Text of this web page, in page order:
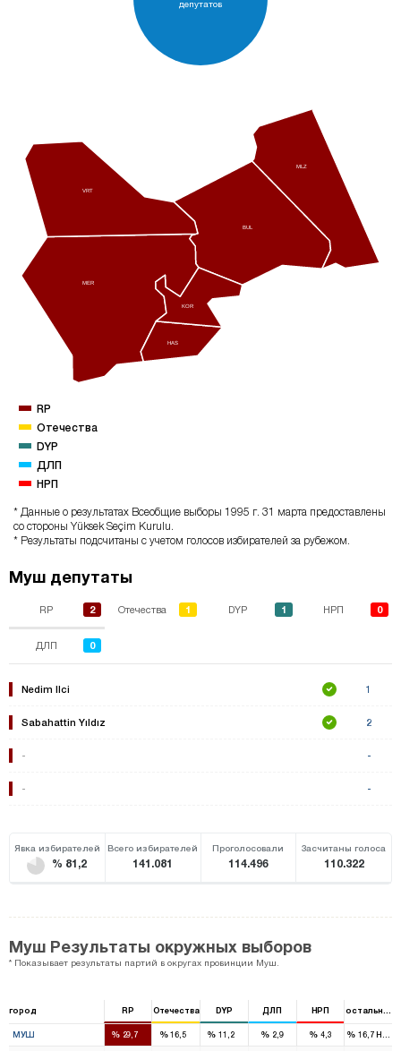
депутатов
BUL
MLZ
MER
VRT
HAS
KOR
RP
Отечества
DYP
ДЛП
НРП
* Данные о результатах Всеобщие выборы 1995 г. 31 марта предоставлены
со стороны Yüksek Seçim Kurulu.
* Результаты подсчитаны с учетом голосов избирателей за рубежом.
Муш депутаты
RP 2 Отечества 1 DYP 1 НРП 0
ДЛП 0
Nedim Ilci 1
Sabahattin Yıldız 2
- -
- -
Явка избирателей
% 81,2
Всего избирателей
141.081
Проголосовали
114.496
Засчитаны голоса
110.322
Муш Результаты окружных выборов
* Показывает результаты партий в округах провинции Муш.
город RP Отечества DYP ДЛП НРП остальные
МУШ %29,7
2
%16,5
1
% 11,2
1
% 2,9 % 4,3 %16,7